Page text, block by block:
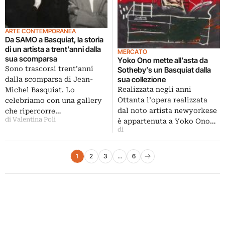
ARTE CONTEMPORANEA
Da SAMO a Basquiat, la storia
di un artista a trent’anni dalla
sua scomparsa
Sono trascorsi trent’anni
dalla scomparsa di Jean-
Michel Basquiat. Lo
celebriamo con una gallery
che ripercorre…
di Valentina Poli
MERCATO
Yoko Ono mette all’asta da
Sotheby’s un Basquiat dalla
sua collezione
Realizzata negli anni
Ottanta l’opera realizzata
dal noto artista newyorkese
è appartenuta a Yoko Ono…
di
Paginazione degli articoli
1 2 3 … 6
Pagina successiva